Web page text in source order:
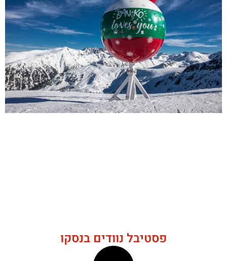
פסטיבל נוודים בנסקו